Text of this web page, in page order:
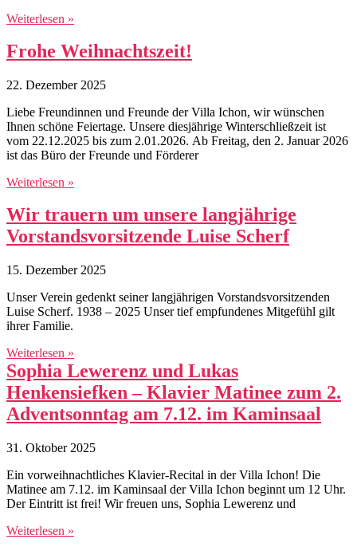
Weiterlesen »
Frohe Weihnachtszeit!
22. Dezember 2025
Liebe Freundinnen und Freunde der Villa Ichon, wir wünschen
Ihnen schöne Feiertage. Unsere diesjährige Winterschließzeit ist
vom 22.12.2025 bis zum 2.01.2026. Ab Freitag, den 2. Januar 2026
ist das Büro der Freunde und Förderer
Weiterlesen »
Wir trauern um unsere langjährige
Vorstandsvorsitzende Luise Scherf
15. Dezember 2025
Unser Verein gedenkt seiner langjährigen Vorstandsvorsitzenden
Luise Scherf. 1938 – 2025 Unser tief empfundenes Mitgefühl gilt
ihrer Familie.
Weiterlesen »
Sophia Lewerenz und Lukas
Henkensiefken – Klavier Matinee zum 2.
Adventsonntag am 7.12. im Kaminsaal
31. Oktober 2025
Ein vorweihnachtliches Klavier-Recital in der Villa Ichon! Die
Matinee am 7.12. im Kaminsaal der Villa Ichon beginnt um 12 Uhr.
Der Eintritt ist frei! Wir freuen uns, Sophia Lewerenz und
Weiterlesen »